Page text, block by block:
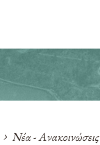
Νέα - Ανακοινώσεις